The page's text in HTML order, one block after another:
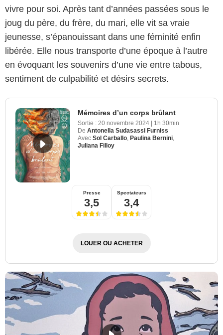
vivre pour soi. Après tant d’années passées sous le
joug du père, du frère, du mari, elle vit sa vraie
jeunesse, s’épanouissant dans une féminité enfin
libérée. Elle nous transporte d’une époque à l’autre
en évoquant les souvenirs d’une vie entre tabous,
sentiment de culpabilité et désirs secrets.
Mémoires d’un corps brûlant
Sortie : 20 novembre 2024
1h 30min
De Antonella Sudasassi Furniss
Avec Sol Carballo, Paulina Bernini,
Juliana Filloy
Presse
3,5
Spectateurs
3,4
LOUER OU ACHETER